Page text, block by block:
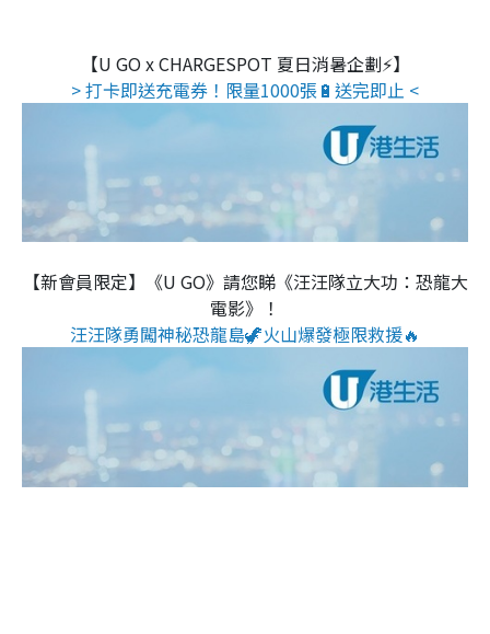
【U GO x CHARGESPOT 夏日消暑企劃⚡】
> 打卡即送充電券！限量1000張🔋送完即止 <
【新會員限定】《U GO》請您睇《汪汪隊立大功：恐龍大
電影》！
汪汪隊勇闖神秘恐龍島🦖火山爆發極限救援🔥